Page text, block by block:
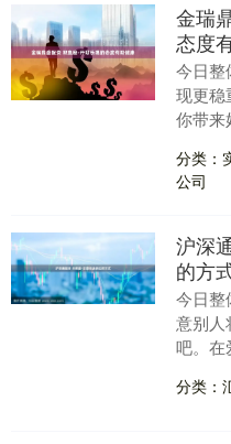
金瑞
态度
今日
现更稳
你带来
事件
小心。
分类：
公司
沪深
的方
今日
意别人
吧。在
会。
运处方
分类：